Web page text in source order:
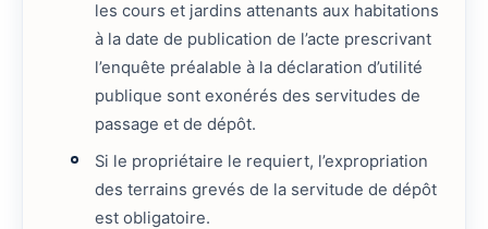
les cours et jardins attenants aux habitations
à la date de publication de l’acte prescrivant
l’enquête préalable à la déclaration d’utilité
publique sont exonérés des servitudes de
passage et de dépôt.
Si le propriétaire le requiert, l’expropriation
des terrains grevés de la servitude de dépôt
est obligatoire.